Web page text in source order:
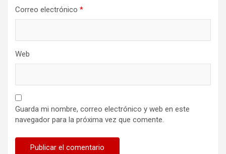
Correo electrónico *
Web
Guarda mi nombre, correo electrónico y web en este
navegador para la próxima vez que comente.